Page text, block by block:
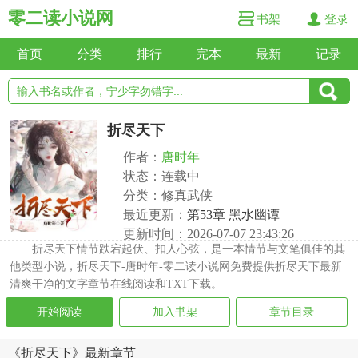
零二读小说网 书架 登录
首页 分类 排行 完本 最新 记录
折尽天下
作者： 唐时年
状态：连载中
分类：修真武侠
最近更新： 第53章 黑水幽谭
更新时间：2026-07-07 23:43:26
折尽天下情节跌宕起伏、扣人心弦，是一本情节与文笔俱佳的其
他类型小说，折尽天下-唐时年-零二读小说网免费提供折尽天下最新
清爽干净的文字章节在线阅读和TXT下载。
开始阅读 加入书架 章节目录
《折尽天下》最新章节